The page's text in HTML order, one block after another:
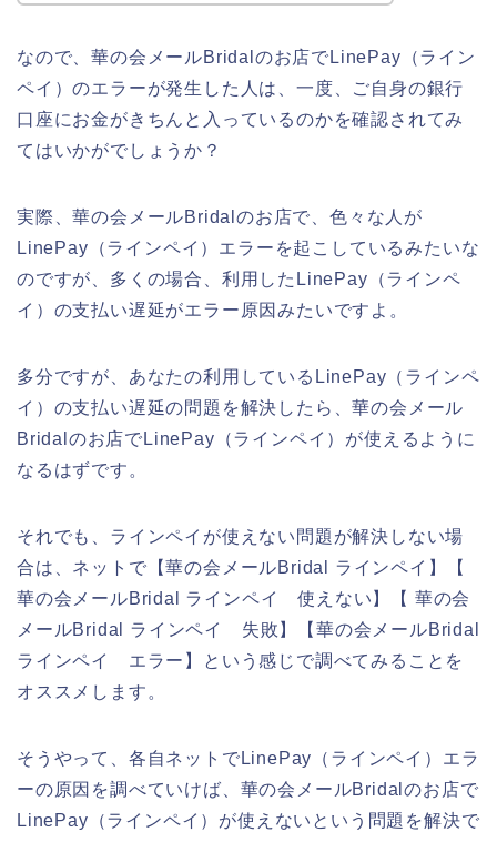
なので、華の会メールBridalのお店でLinePay（ライン
ペイ）のエラーが発生した人は、一度、ご自身の銀行
口座にお金がきちんと入っているのかを確認されてみ
てはいかがでしょうか？
実際、華の会メールBridalのお店で、色々な人が
LinePay（ラインペイ）エラーを起こしているみたいな
のですが、多くの場合、利用したLinePay（ラインペ
イ）の支払い遅延がエラー原因みたいですよ。
多分ですが、あなたの利用しているLinePay（ラインペ
イ）の支払い遅延の問題を解決したら、華の会メール
Bridalのお店でLinePay（ラインペイ）が使えるように
なるはずです。
それでも、ラインペイが使えない問題が解決しない場
合は、ネットで【華の会メールBridal ラインペイ】【
華の会メールBridal ラインペイ 使えない】【 華の会
メールBridal ラインペイ 失敗】【華の会メールBridal
ラインペイ エラー】という感じで調べてみることを
オススメします。
そうやって、各自ネットでLinePay（ラインペイ）エラ
ーの原因を調べていけば、華の会メールBridalのお店で
LinePay（ラインペイ）が使えないという問題を解決で